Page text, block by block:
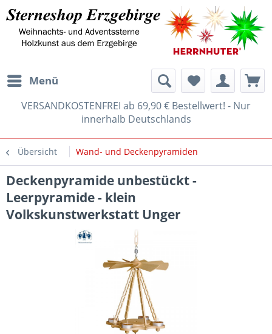
Menü
VERSANDKOSTENFREI ab 69,90 € Bestellwert! - Nur
innerhalb Deutschlands
Übersicht Wand- und Deckenpyramiden
Deckenpyramide unbestückt -
Leerpyramide - klein
Volkskunstwerkstatt Unger